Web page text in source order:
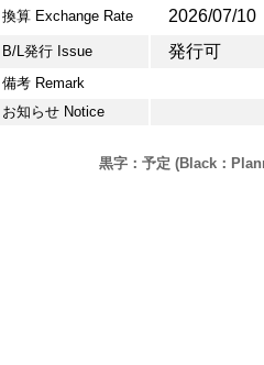
換算 Exchange Rate 2026/07/10
B/L発行 Issue 発行可
備考 Remark
お知らせ Notice
黒字：予定 (Black：